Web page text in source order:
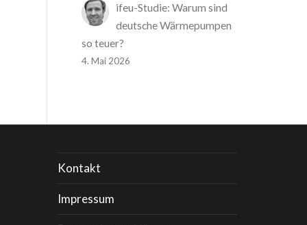
ifeu-Studie: Warum sind
deutsche Wärmepumpen
so teuer?
4. Mai 2026
Kontakt
Impressum